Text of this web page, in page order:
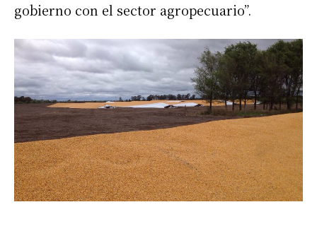
gobierno con el sector agropecuario”.